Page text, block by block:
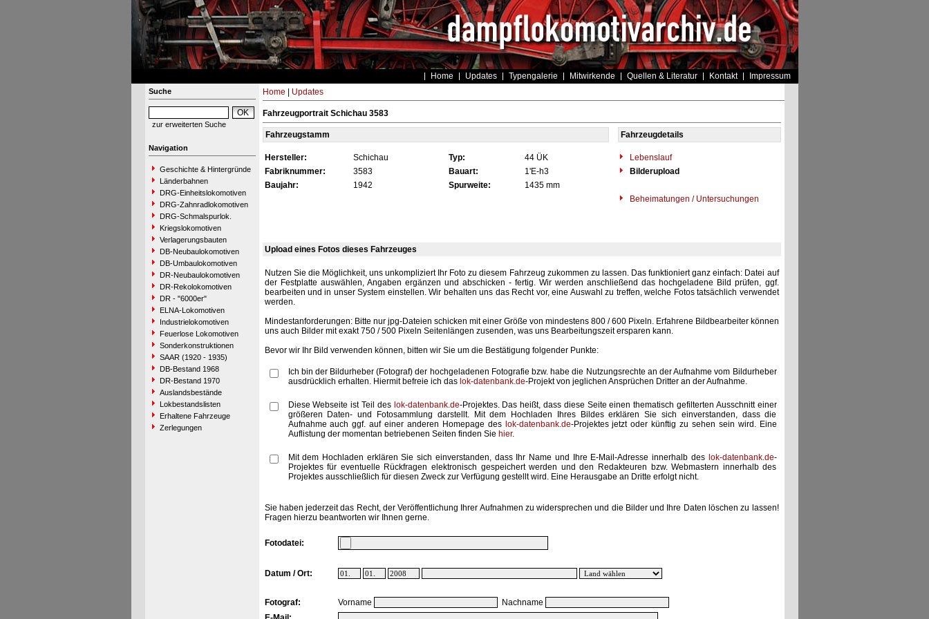
Home Updates Typengalerie Mitwirkende Quellen & Literatur Kontakt Impressum
Suche
zur erweiterten Suche
Navigation
Geschichte & Hintergründe
Länderbahnen
DRG-Einheitslokomotiven
DRG-Zahnradlokomotiven
DRG-Schmalspurlok.
Kriegslokomotiven
Verlagerungsbauten
DB-Neubaulokomotiven
DB-Umbaulokomotiven
DR-Neubaulokomotiven
DR-Rekolokomotiven
DR - "6000er"
ELNA-Lokomotiven
Industrielokomotiven
Feuerlose Lokomotiven
Sonderkonstruktionen
SAAR (1920 - 1935)
DB-Bestand 1968
DR-Bestand 1970
Auslandsbestände
Lokbestandslisten
Erhaltene Fahrzeuge
Zerlegungen
Home Updates
Fahrzeugportrait Schichau 3583
Fahrzeugstamm Fahrzeugdetails
Hersteller: Schichau Typ: 44 ÜK
Lebenslauf
Fabriknummer:
3583 Bauart: 1'E-h3
Bilderupload
Baujahr:
1942 Spurweite:
1435 mm
Beheimatungen / Untersuchungen
Upload eines Fotos dieses Fahrzeuges
Nutzen Sie die Möglichkeit, uns unkompliziert Ihr Foto zu diesem Fahrzeug zukommen zu lassen. Das funktioniert ganz einfach: Datei auf
der Festplatte auswählen, Angaben ergänzen und abschicken - fertig. Wir werden anschließend das hochgeladene Bild prüfen, ggf.
bearbeiten und in unser System einstellen. Wir behalten uns das Recht vor, eine Auswahl zu treffen, welche Fotos tatsächlich verwendet
werden.
Mindestanforderungen: Bitte nur jpg-Dateien schicken mit einer Größe von mindestens 800 / 600 Pixeln. Erfahrene Bildbearbeiter können
uns auch Bilder mit exakt 750 / 500 Pixeln Seitenlängen zusenden, was uns Bearbeitungszeit ersparen kann.
Bevor wir Ihr Bild verwenden können, bitten wir Sie um die Bestätigung folgender Punkte:
Ich bin der Bildurheber (Fotograf) der hochgeladenen Fotografie bzw. habe die Nutzungsrechte an der Aufnahme vom Bildurheber
ausdrücklich erhalten. Hiermit befreie ich das lok-datenbank.de-Projekt von jeglichen Ansprüchen Dritter an der Aufnahme.
Diese Webseite ist Teil des lok-datenbank.de-Projektes. Das heißt, dass diese Seite einen thematisch gefilterten Ausschnitt einer
größeren Daten- und Fotosammlung darstellt. Mit dem Hochladen Ihres Bildes erklären Sie sich einverstanden, dass die
Aufnahme auch ggf. auf einer anderen Homepage des lok-datenbank.de-Projektes jetzt oder künftig zu sehen sein wird. Eine
Auflistung der momentan betriebenen Seiten finden Sie hier.
Mit dem Hochladen erklären Sie sich einverstanden, dass Ihr Name und Ihre E-Mail-Adresse innerhalb des lok-datenbank.de-
Projektes für eventuelle Rückfragen elektronisch gespeichert werden und den Redakteuren bzw. Webmastern innerhalb des
Projektes ausschließlich für diesen Zweck zur Verfügung gestellt wird. Eine Herausgabe an Dritte erfolgt nicht.
Sie haben jederzeit das Recht, der Veröffentlichung Ihrer Aufnahmen zu widersprechen und die Bilder und Ihre Daten löschen zu lassen!
Fragen hierzu beantworten wir Ihnen gerne.
Fotodatei:
Datum / Ort:
Fotograf: Vorname
Nachname